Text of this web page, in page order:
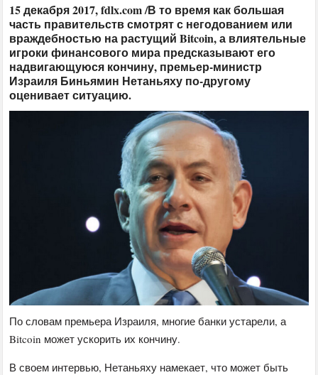
15 декабря 2017, fdlx.com /В то время как большая
часть правительств смотрят с негодованием или
враждебностью на растущий Bitcoin, а влиятельные
игроки финансового мира предсказывают его
надвигающуюся кончину, премьер-министр
Израиля Биньямин Нетаньяху по-другому
оценивает ситуацию.
По словам премьера Израиля, многие банки устарели, а
Bitcoin может ускорить их кончину.
В своем интервью, Нетаньяху намекает, что может быть